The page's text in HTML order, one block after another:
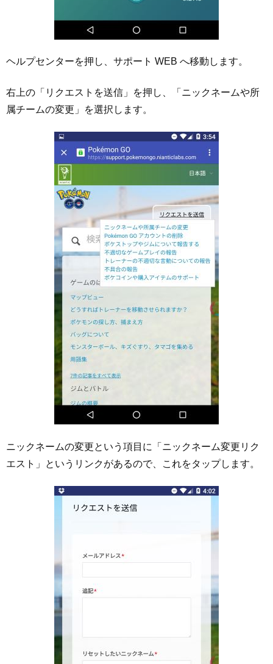
ヘルプセンターを押し、サポート WEB へ移動します。
右上の「リクエストを送信」を押し、「ニックネームや所
属チームの変更」を選択します。
ニックネームの変更という項目に「ニックネーム変更リク
エスト」というリンクがあるので、これをタップします。